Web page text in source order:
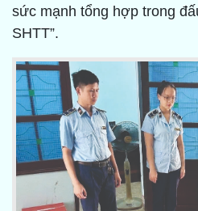
sức mạnh tổng hợp trong
SHTT”.